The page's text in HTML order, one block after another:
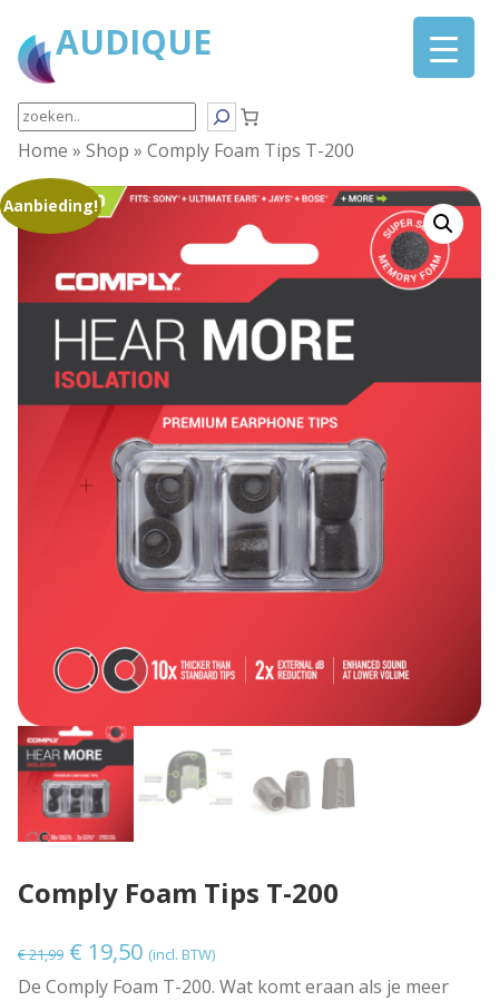
AUDIQUE
Search
Home » Shop » Comply Foam Tips T-200
Aanbieding!
Comply Foam Tips T-200
€21,99 O
o
€ 19,50H
u
(incl. BTW)
De Comply Foam T-200. Wat komt eraan als je meer